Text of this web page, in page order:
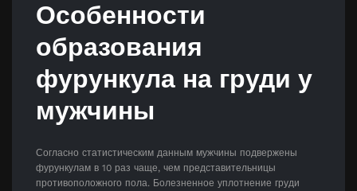
Особенности
образования
фурункула на груди у
мужчины
Согласно статистическим данным мужчины подвержены
фурункулам в 10 раз чаще, чем представительницы
противоположного пола. Болезненное уплотнение груди